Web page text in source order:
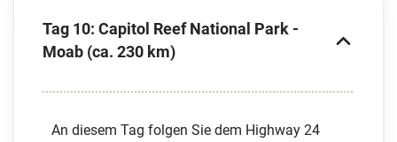
Tag 10: Capitol Reef National Park -
Moab (ca. 230 km)
An diesem Tag folgen Sie dem Highway 24